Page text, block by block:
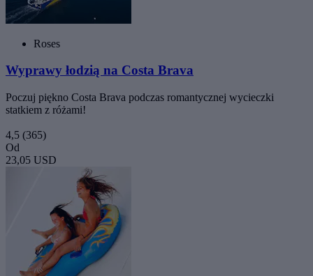
Roses
Wyprawy łodzią na Costa Brava
Poczuj piękno Costa Brava podczas romantycznej wycieczki
statkiem z różami!
4,5 (365)
Od
23,05 USD